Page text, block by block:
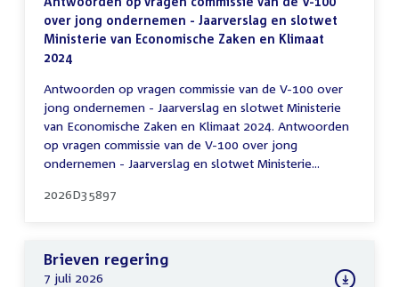
over jong ondernemen - Jaarverslag en slotwet
Ministerie van Economische Zaken en Klimaat
2024
Antwoorden op vragen commissie van de V-100 over
jong ondernemen - Jaarverslag en slotwet Ministerie
van Economische Zaken en Klimaat 2024. Antwoorden
op vragen commissie van de V-100 over jong
ondernemen - Jaarverslag en slotwet Ministerie...
2026D35897
Brieven regering
7 juli 2026